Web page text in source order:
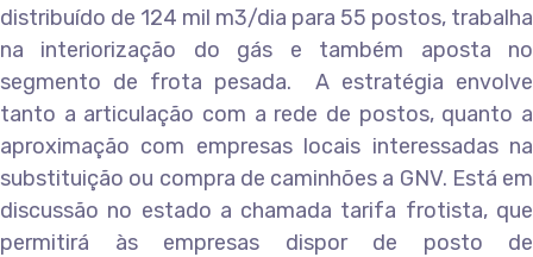
distribuído de 124 mil m3/dia para 55 postos, trabalha
na interiorização do gás e também aposta no
segmento de frota pesada. A estratégia envolve
tanto a articulação com a rede de postos, quanto a
aproximação com empresas locais interessadas na
substituição ou compra de caminhões a GNV. Está em
discussão no estado a chamada tarifa frotista, que
permitirá às empresas dispor de posto de